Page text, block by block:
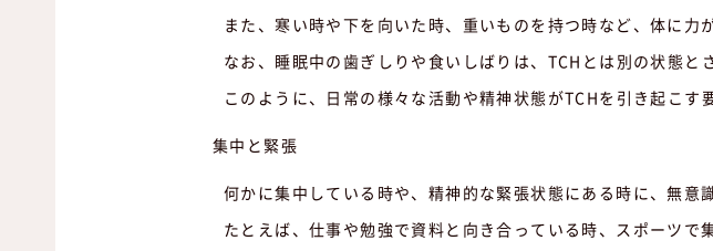
また、寒い時や下を向いた時、重いものを持つ時など、体に力
なお、睡眠中の歯ぎしりや食いしばりは、TCHとは別の状態と
このように、日常の様々な活動や精神状態がTCHを引き起こす
集中と緊張
何かに集中している時や、精神的な緊張状態にある時に、無意
たとえば、仕事や勉強で資料と向き合っている時、スポーツで